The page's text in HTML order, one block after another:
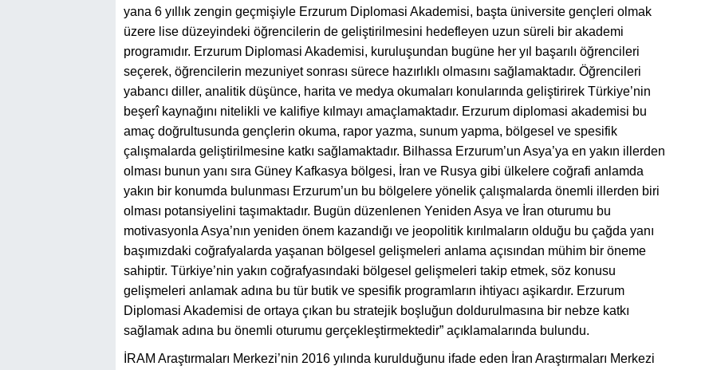
yana 6 yıllık zengin geçmişiyle Erzurum Diplomasi Akademisi, başta üniversite gençleri olmak
üzere lise düzeyindeki öğrencilerin de geliştirilmesini hedefleyen uzun süreli bir akademi
programıdır. Erzurum Diplomasi Akademisi, kuruluşundan bugüne her yıl başarılı öğrencileri
seçerek, öğrencilerin mezuniyet sonrası sürece hazırlıklı olmasını sağlamaktadır. Öğrencileri
yabancı diller, analitik düşünce, harita ve medya okumaları konularında geliştirirek Türkiye’nin
beşerî kaynağını nitelikli ve kalifiye kılmayı amaçlamaktadır. Erzurum diplomasi akademisi bu
amaç doğrultusunda gençlerin okuma, rapor yazma, sunum yapma, bölgesel ve spesifik
çalışmalarda geliştirilmesine katkı sağlamaktadır. Bilhassa Erzurum’un Asya’ya en yakın illerden
olması bunun yanı sıra Güney Kafkasya bölgesi, İran ve Rusya gibi ülkelere coğrafi anlamda
yakın bir konumda bulunması Erzurum’un bu bölgelere yönelik çalışmalarda önemli illerden biri
olması potansiyelini taşımaktadır. Bugün düzenlenen Yeniden Asya ve İran oturumu bu
motivasyonla Asya’nın yeniden önem kazandığı ve jeopolitik kırılmaların olduğu bu çağda yanı
başımızdaki coğrafyalarda yaşanan bölgesel gelişmeleri anlama açısından mühim bir öneme
sahiptir. Türkiye’nin yakın coğrafyasındaki bölgesel gelişmeleri takip etmek, söz konusu
gelişmeleri anlamak adına bu tür butik ve spesifik programların ihtiyacı aşikardır. Erzurum
Diplomasi Akademisi de ortaya çıkan bu stratejik boşluğun doldurulmasına bir nebze katkı
sağlamak adına bu önemli oturumu gerçekleştirmektedir” açıklamalarında bulundu.
İRAM Araştırmaları Merkezi’nin 2016 yılında kurulduğunu ifade eden İran Araştırmaları Merkezi